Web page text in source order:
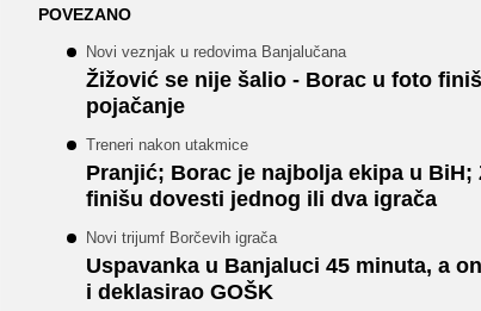
POVEZANO
Novi veznjak u redovima Banjalučana
Žižović se nije šalio - Borac u foto
pojačanje
Treneri nakon utakmice
Pranjić; Borac je najbolja ekipa u
finišu dovesti jednog ili dva igrača
Novi trijumf Borčevih igrača
Uspavanka u Banjaluci 45 minuta, a
i deklasirao GOŠK